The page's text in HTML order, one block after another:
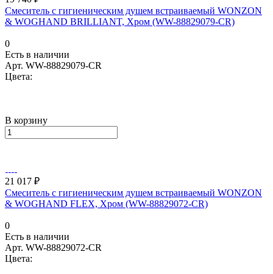
Смеситель с гигиеническим душем встраиваемый WONZON
& WOGHAND BRILLIANT, Хром (WW-88829079-CR)
0
Есть в наличии
Арт. WW-88829079-CR
Цвета:
В корзину
21 017 ₽
Смеситель с гигиеническим душем встраиваемый WONZON
& WOGHAND FLEX, Хром (WW-88829072-CR)
0
Есть в наличии
Арт. WW-88829072-CR
Цвета: